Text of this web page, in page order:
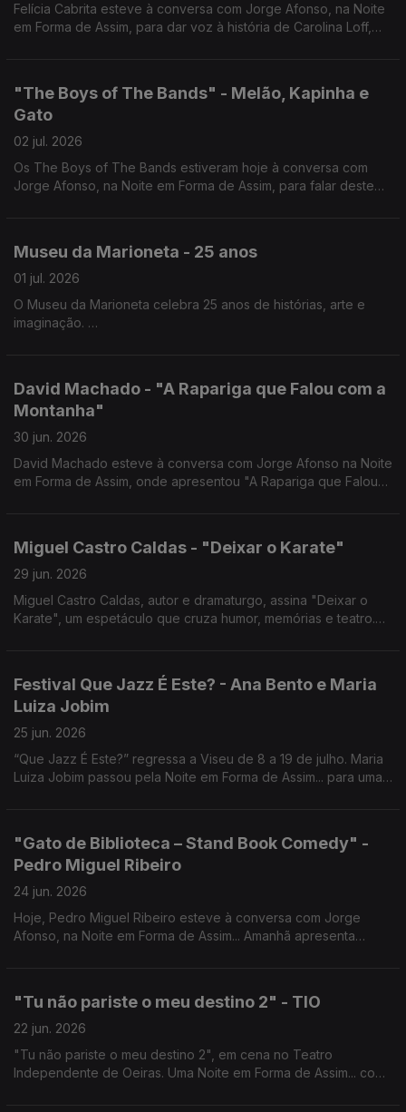
Felícia Cabrita esteve à conversa com Jorge Afonso, na Noite
em Forma de Assim, para dar voz à história de Carolina Loff,
"The Boys of The Bands" - Melão, Kapinha e
Gato
02 jul. 2026
Os The Boys of The Bands estiveram hoje à conversa com
Jorge Afonso, na Noite em Forma de Assim, para falar deste
Museu da Marioneta - 25 anos
01 jul. 2026
O Museu da Marioneta celebra 25 anos de histórias, arte e
imaginação.
David Machado - "A Rapariga que Falou com a
Montanha"
30 jun. 2026
David Machado esteve à conversa com Jorge Afonso na Noite
em Forma de Assim, onde apresentou "A Rapariga que Falou
Miguel Castro Caldas - "Deixar o Karate"
29 jun. 2026
Miguel Castro Caldas, autor e dramaturgo, assina "Deixar o
Karate", um espetáculo que cruza humor, memórias e teatro.
Festival Que Jazz É Este? - Ana Bento e Maria
Luiza Jobim
25 jun. 2026
“Que Jazz É Este?” regressa a Viseu de 8 a 19 de julho. Maria
Luiza Jobim passou pela Noite em Forma de Assim... para uma
"Gato de Biblioteca – Stand Book Comedy" -
Pedro Miguel Ribeiro
24 jun. 2026
Hoje, Pedro Miguel Ribeiro esteve à conversa com Jorge
Afonso, na Noite em Forma de Assim... Amanhã apresenta
"Tu não pariste o meu destino 2" - TIO
22 jun. 2026
"Tu não pariste o meu destino 2", em cena no Teatro
Independente de Oeiras. Uma Noite em Forma de Assim... com